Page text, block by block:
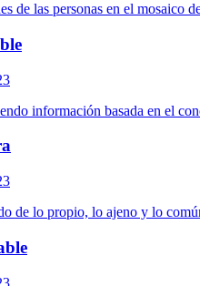
las personas en el mosaico
información basada en el
de lo propio, lo ajeno y lo